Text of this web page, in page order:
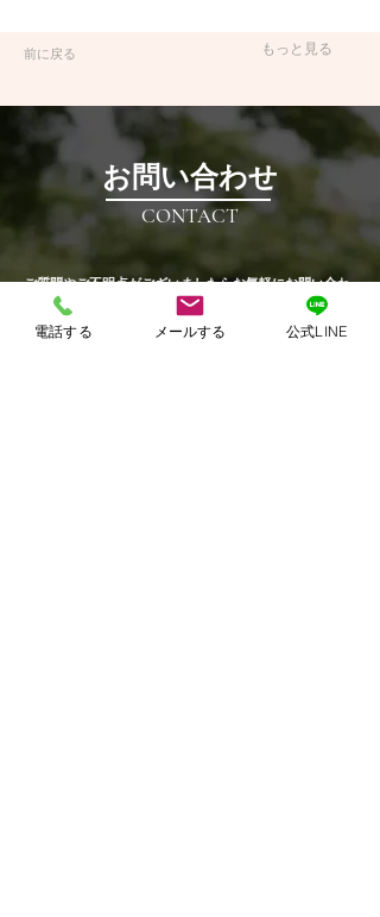
前に戻る もっと見る
​お問い合わせ
CONTACT
​ご質問やご不明点がございましたらお気軽にお問い合わ
せください。​
​事業拡大・より良い経営に向けサポートいたします！
電話する メールする 公式LINE